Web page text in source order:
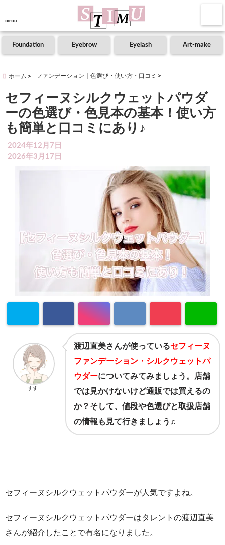
menu
Foundation Eyebrow Eyelash Art-make
ホーム ファンデーション｜色選び・使い方・口コミ
セフィーヌシルクウェットパウダ
ーの色選び・色見本の基本！使い方
も簡単と口コミにあり♪
2024年12月7日
2026年3月17日
渡辺直美さんが使っているセフィーヌ
ファンデーション・シルクウェットパ
ウダーについてみてみましょう。店舗
では見かけないけど通販では買えるの
か？そして、値段や色選びと取扱店舗
の情報も見て行きましょう♫
すず
セフィーヌシルクウェットパウダーが人気ですよね。
セフィーヌシルクウェットパウダーはタレントの渡辺直美
さんが紹介したことで有名になりました。